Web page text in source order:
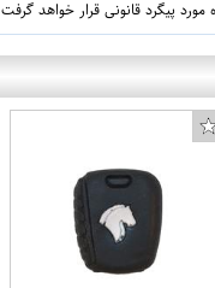
پیگرد قانونی قرار خواهد گرفت